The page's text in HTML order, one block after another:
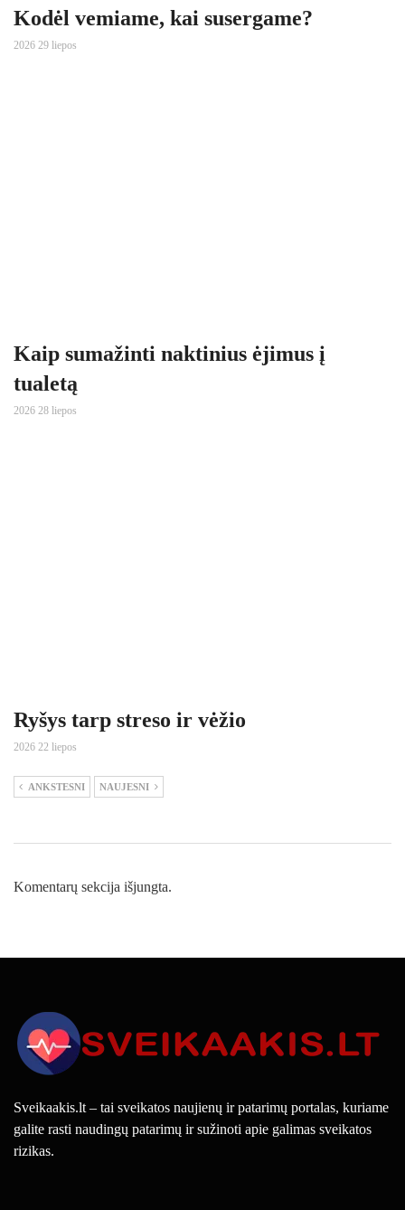
Kodėl vemiame, kai susergame?
2026 29 liepos
Kaip sumažinti naktinius ėjimus į
tualetą
2026 28 liepos
Ryšys tarp streso ir vėžio
2026 22 liepos
ANKSTESNI NAUJESNI
Komentarų sekcija išjungta.
Sveikaakis.lt – tai sveikatos naujienų ir patarimų portalas, kuriame
galite rasti naudingų patarimų ir sužinoti apie galimas sveikatos
rizikas.